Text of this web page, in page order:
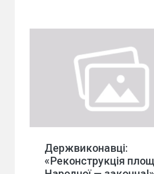
Держвиконавці:
«Реконструкція